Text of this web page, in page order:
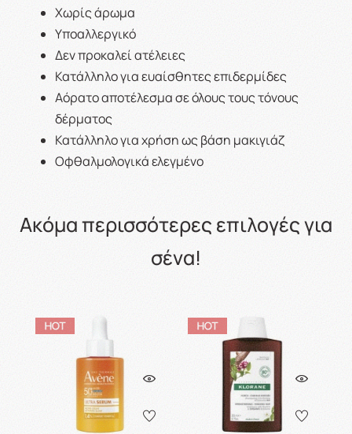
Χωρίς άρωμα
Υποαλλεργικό
Δεν προκαλεί ατέλειες
Κατάλληλο για ευαίσθητες επιδερμίδες
Αόρατο αποτέλεσμα σε όλους τους τόνους
δέρματος
Κατάλληλο για χρήση ως βάση μακιγιάζ
Οφθαλμολογικά ελεγμένο
Ακόμα περισσότερες επιλογές για
σένα!